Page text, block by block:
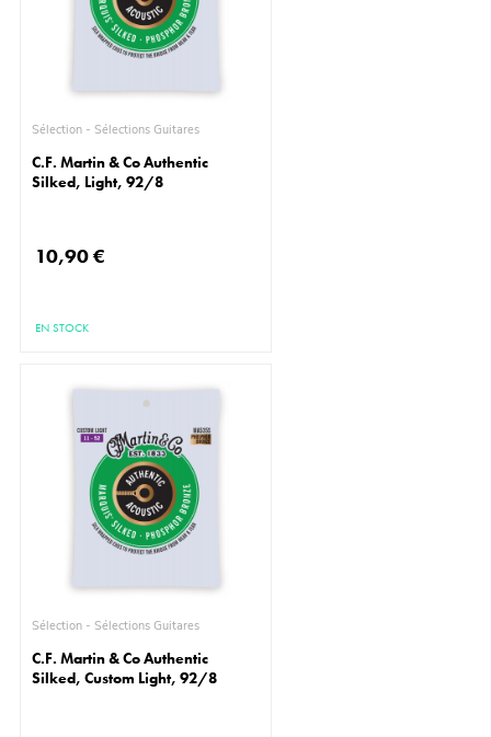
Sélection - Sélections Guitares
C.F. Martin & Co Authentic
Silked, Light, 92/8
10,90 €
EN STOCK
Sélection - Sélections Guitares
C.F. Martin & Co Authentic
Silked, Custom Light, 92/8